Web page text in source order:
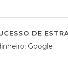
DE
Google